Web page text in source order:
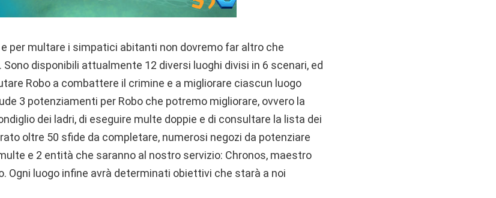
per multare i simpatici abitanti non dovremo far altro che
disponibili attualmente 12 diversi luoghi divisi in 6 scenari, ed
Robo a combattere il crimine e a migliorare ciascun luogo
3 potenziamenti per Robo che potremo migliorare, ovvero la
dei ladri, di eseguire multe doppie e di consultare la lista dei
oltre 50 sfide da completare, numerosi negozi da potenziare
e 2 entità che saranno al nostro servizio: Chronos, maestro
Ogni luogo infine avrà determinati obiettivi che starà a noi